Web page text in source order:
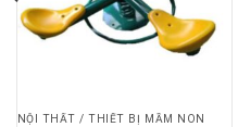
NỘI THẤT / THIẾT BỊ MẦM NON